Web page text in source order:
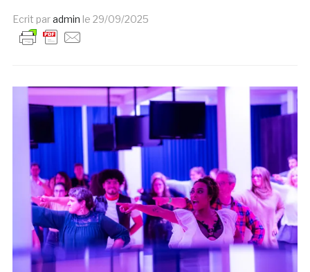
Ecrit paradmin le 29/09/2025